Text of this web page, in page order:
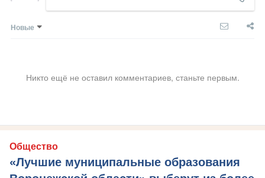
Новые
Никто ещё не оставил комментариев, станьте первым.
Общество
«Лучшие муниципальные образования